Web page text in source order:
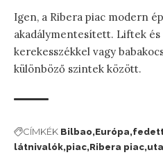
Igen, a Ribera piac modern
akadálymentesített. Liftek és
kerekesszékkel vagy
különböző szintek között.
CÍMKÉK Bilbao Európa
látnivalók piac Ribera piac